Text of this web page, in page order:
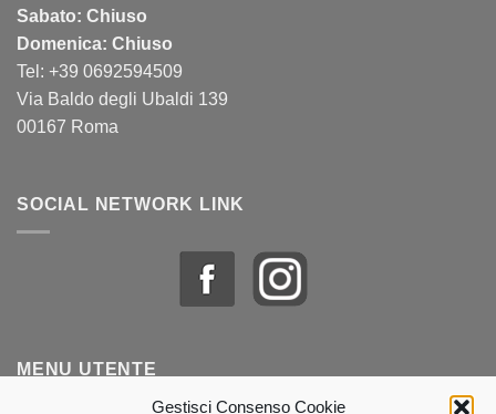
Gestisci Consenso Cookie
Sabato: Chiuso
Domenica: Chiuso
Tel: +39 0692594509
Via Baldo degli Ubaldi 139
00167 Roma
SOCIAL NETWORK LINK
MENU UTENTE